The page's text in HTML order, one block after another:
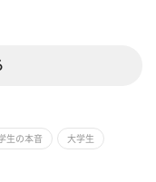
生の本音 大学生